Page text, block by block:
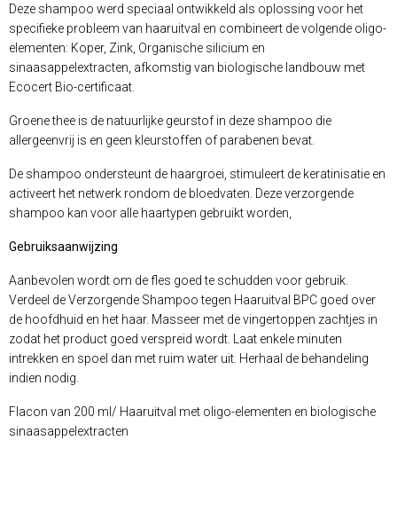
Deze shampoo werd speciaal ontwikkeld als oplossing voor het
specifieke probleem van haaruitval en combineert de volgende oligo-
elementen: Koper, Zink, Organische silicium en
sinaasappelextracten, afkomstig van biologische landbouw met
Ecocert Bio-certificaat.
Groene thee is de natuurlijke geurstof in deze shampoo die
allergeenvrij is en geen kleurstoffen of parabenen bevat.
De shampoo ondersteunt de haargroei, stimuleert de keratinisatie en
activeert het netwerk rondom de bloedvaten. Deze verzorgende
shampoo kan voor alle haartypen gebruikt worden,
Gebruiksaanwijzing
Aanbevolen wordt om de fles goed te schudden voor gebruik.
Verdeel de Verzorgende Shampoo tegen Haaruitval BPC goed over
de hoofdhuid en het haar. Masseer met de vingertoppen zachtjes in
zodat het product goed verspreid wordt. Laat enkele minuten
intrekken en spoel dan met ruim water uit. Herhaal de behandeling
indien nodig.
Flacon van 200 ml/ Haaruitval met oligo-elementen en biologische
sinaasappelextracten